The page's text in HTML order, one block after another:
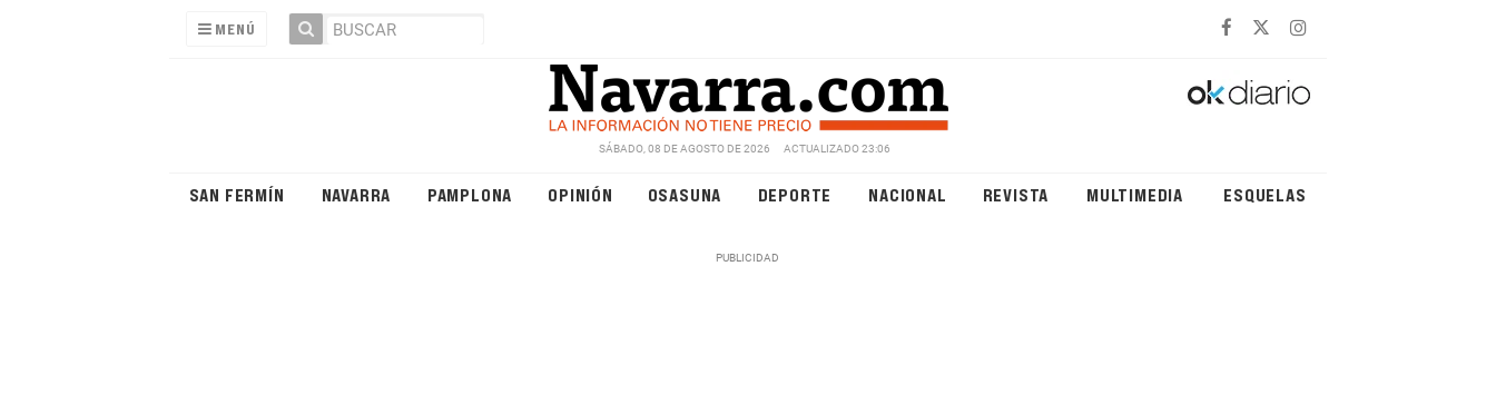
MENÚ
SÁBADO, 08 DE AGOSTO DE 2026 ACTUALIZADO 23:06
SAN FERMÍN NAVARRA PAMPLONA OPINIÓN OSASUNA DEPORTE NACIONAL REVISTA MULTIMEDIA ESQUELAS